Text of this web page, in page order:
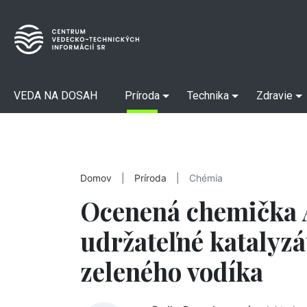
VEDA NA DOSAH Príroda Technika Zdravie
Domov Príroda Chémia
Ocenená
udržateľné
zeleného vodíka